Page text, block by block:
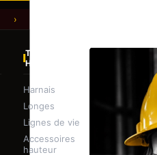
TRAVAIL EN
HAUTEUR
Harnais
Longes
Lignes de vie
Accessoires
hauteur